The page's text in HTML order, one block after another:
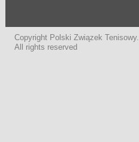
Copyright Polski Związek Tenisowy.
All rights reserved